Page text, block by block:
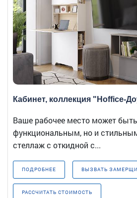
Кабинет, коллекция "Hoffice-
Ваше рабочее место может
функциональным, но и
стеллаж с откидной с...
ПОДРОБНЕЕ ВЫЗВАТЬ
РАССЧИТАТЬ СТОИМОСТЬ